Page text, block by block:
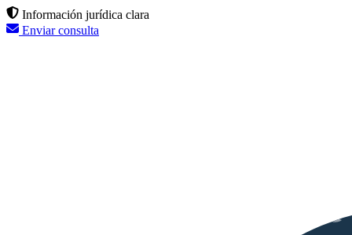
Información jurídica clara
Enviar consulta